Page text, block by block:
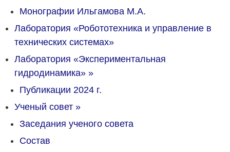
Монографии Ильгамова М.А.
Лаборатория «Робототехника и управление в
технических системах»
Лаборатория «Экспериментальная
гидродинамика» »
Публикации 2024 г.
Ученый совет »
Заседания ученого совета
Состав